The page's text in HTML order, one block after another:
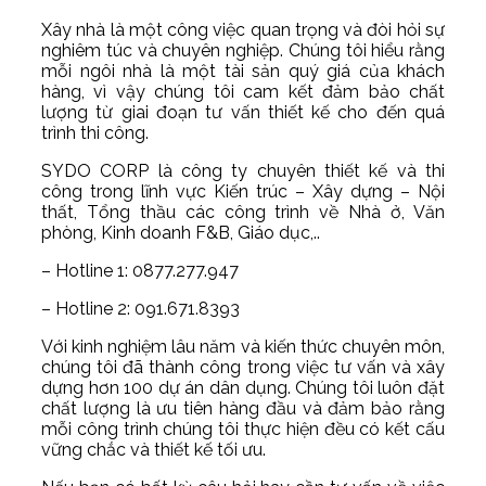
Xây nhà là một công việc quan trọng và đòi hỏi sự
nghiêm túc và chuyên nghiệp. Chúng tôi hiểu rằng
mỗi ngôi nhà là một tài sản quý giá của khách
hàng, vì vậy chúng tôi cam kết đảm bảo chất
lượng từ giai đoạn tư vấn thiết kế cho đến quá
trình thi công.
SYDO CORP là công ty chuyên thiết kế và thi
công trong lĩnh vực Kiến trúc – Xây dựng – Nội
thất, Tổng thầu các công trình về Nhà ở, Văn
phòng, Kinh doanh F&B, Giáo dục,..
– Hotline 1: 0877.277.947
– Hotline 2: 091.671.8393
Với kinh nghiệm lâu năm và kiến thức chuyên môn,
chúng tôi đã thành công trong việc tư vấn và xây
dựng hơn 100 dự án dân dụng. Chúng tôi luôn đặt
chất lượng là ưu tiên hàng đầu và đảm bảo rằng
mỗi công trình chúng tôi thực hiện đều có kết cấu
vững chắc và thiết kế tối ưu.